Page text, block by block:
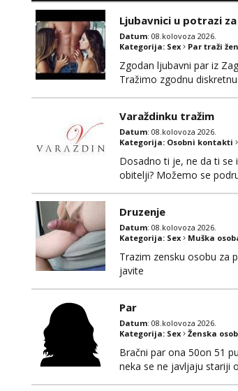
Ljubavnici u potrazi
Datum: 08.kolovoza 2026.
Kategorija: Sex Par traži
Zgodan ljubavni par iz
Tražimo zgodnu
Varaždinku tražim
Datum: 08.kolovoza 2026.
Kategorija: Osobni kontakti
Dosadno ti je, ne da ti
obitelji? Možemo se
Druzenje
Datum: 08.kolovoza 2026.
Kategorija: Sex Muška
Trazim zensku osobu za
javite
Par
Datum: 08.kolovoza 2026.
Kategorija: Sex Ženska
Bračni par ona 50on 51
neka se ne javljaju stariji